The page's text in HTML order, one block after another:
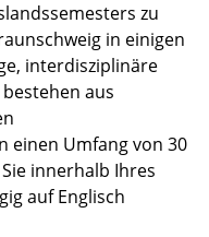
zu
in einigen
interdisziplinäre
aus
einen Umfang von 30
innerhalb Ihres
auf Englisch